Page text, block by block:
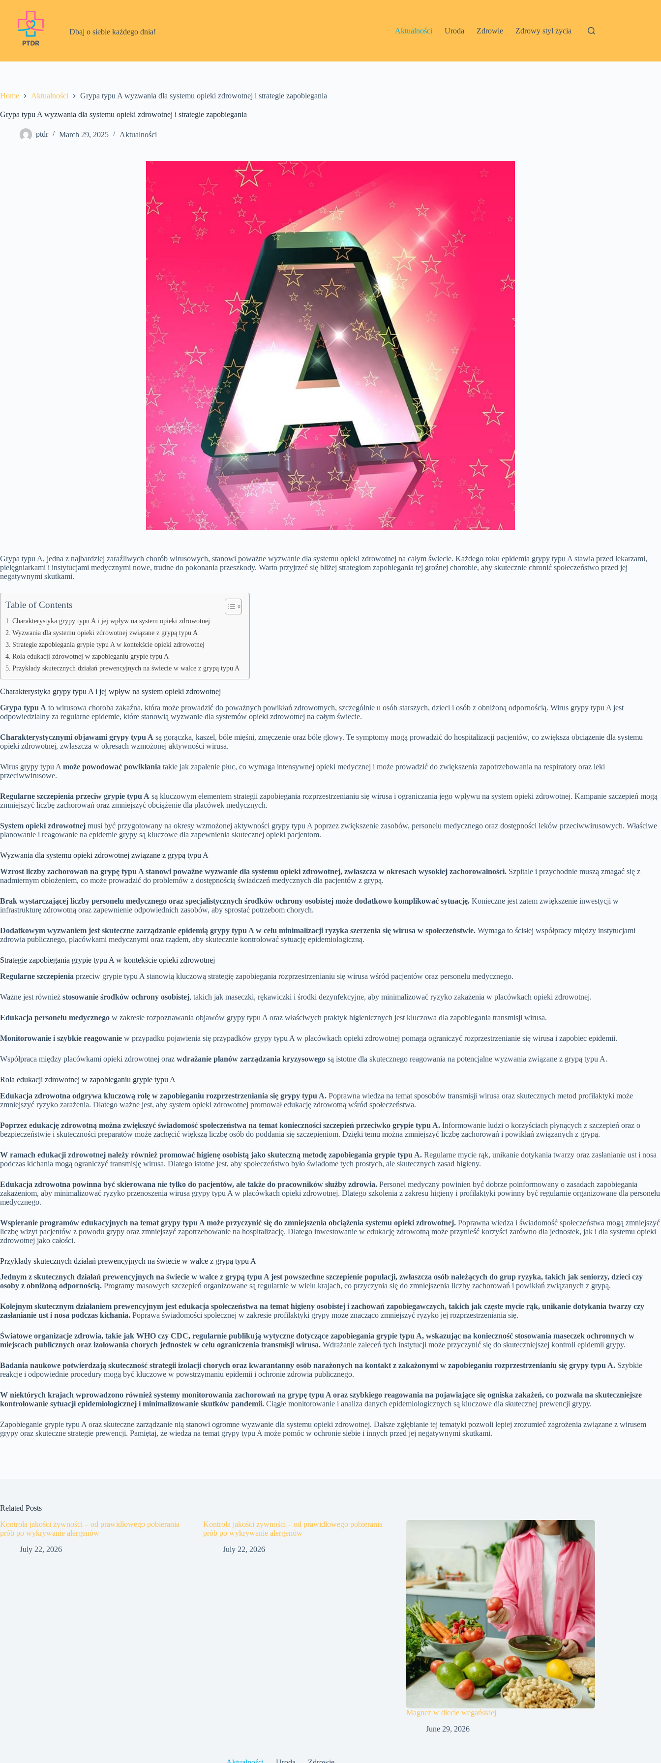
content
Dbaj o siebie każdego dnia!
Aktualności Uroda Zdrowie Zdrowy styl życia
Home Aktualności Grypa typu A wyzwania dla systemu opieki zdrowotnej i strategie zapobiegania
Grypa typu A wyzwania dla systemu opieki zdrowotnej i strategie zapobiegania
ptdr March 29, 2025 Aktualności
Grypa typu A, jedna z najbardziej zaraźliwych chorób wirusowych, stanowi poważne wyzwanie dla systemu opieki zdrowotnej na całym świecie. Każdego roku epidemia grypy typu A stawia przed lekarzami,
pielęgniarkami i instytucjami medycznymi nowe, trudne do pokonania przeszkody. Warto przyjrzeć się bliżej strategiom zapobiegania tej groźnej chorobie, aby skutecznie chronić społeczeństwo przed jej
negatywnymi skutkami.
Table of Contents
Charakterystyka grypy typu A i jej wpływ na system opieki zdrowotnej
Wyzwania dla systemu opieki zdrowotnej związane z grypą typu A
Strategie zapobiegania grypie typu A w kontekście opieki zdrowotnej
Rola edukacji zdrowotnej w zapobieganiu grypie typu A
Przykłady skutecznych działań prewencyjnych na świecie w walce z grypą typu A
Charakterystyka grypy typu A i jej wpływ na system opieki zdrowotnej
Grypa typu A to wirusowa choroba zakaźna, która może prowadzić do poważnych powikłań zdrowotnych, szczególnie u osób starszych, dzieci i osób z obniżoną odpornością. Wirus grypy typu A jest
odpowiedzialny za regularne epidemie, które stanowią wyzwanie dla systemów opieki zdrowotnej na całym świecie.
Charakterystycznymi objawami grypy typu A są gorączka, kaszel, bóle mięśni, zmęczenie oraz bóle głowy. Te symptomy mogą prowadzić do hospitalizacji pacjentów, co zwiększa obciążenie dla systemu
opieki zdrowotnej, zwłaszcza w okresach wzmożonej aktywności wirusa.
Wirus grypy typu A może powodować powikłania takie jak zapalenie płuc, co wymaga intensywnej opieki medycznej i może prowadzić do zwiększenia zapotrzebowania na respiratory oraz leki
przeciwwirusowe.
Regularne szczepienia przeciw grypie typu A są kluczowym elementem strategii zapobiegania rozprzestrzenianiu się wirusa i ograniczania jego wpływu na system opieki zdrowotnej. Kampanie szczepień mogą
zmniejszyć liczbę zachorowań oraz zmniejszyć obciążenie dla placówek medycznych.
System opieki zdrowotnej musi być przygotowany na okresy wzmożonej aktywności grypy typu A poprzez zwiększenie zasobów, personelu medycznego oraz dostępności leków przeciwwirusowych. Właściwe
planowanie i reagowanie na epidemie grypy są kluczowe dla zapewnienia skutecznej opieki pacjentom.
Wyzwania dla systemu opieki zdrowotnej związane z grypą typu A
Wzrost liczby zachorowań na grypę typu A stanowi poważne wyzwanie dla systemu opieki zdrowotnej, zwłaszcza w okresach wysokiej zachorowalności. Szpitale i przychodnie muszą zmagać się z
nadmiernym obłożeniem, co może prowadzić do problemów z dostępnością świadczeń medycznych dla pacjentów z grypą.
Brak wystarczającej liczby personelu medycznego oraz specjalistycznych środków ochrony osobistej może dodatkowo komplikować sytuację. Konieczne jest zatem zwiększenie inwestycji w
infrastrukturę zdrowotną oraz zapewnienie odpowiednich zasobów, aby sprostać potrzebom chorych.
Dodatkowym wyzwaniem jest skuteczne zarządzanie epidemią grypy typu A w celu minimalizacji ryzyka szerzenia się wirusa w społeczeństwie. Wymaga to ścisłej współpracy między instytucjami
zdrowia publicznego, placówkami medycznymi oraz rządem, aby skutecznie kontrolować sytuację epidemiologiczną.
Strategie zapobiegania grypie typu A w kontekście opieki zdrowotnej
Regularne szczepienia przeciw grypie typu A stanowią kluczową strategię zapobiegania rozprzestrzenianiu się wirusa wśród pacjentów oraz personelu medycznego.
Ważne jest również stosowanie środków ochrony osobistej, takich jak maseczki, rękawiczki i środki dezynfekcyjne, aby minimalizować ryzyko zakażenia w placówkach opieki zdrowotnej.
Edukacja personelu medycznego w zakresie rozpoznawania objawów grypy typu A oraz właściwych praktyk higienicznych jest kluczowa dla zapobiegania transmisji wirusa.
Monitorowanie i szybkie reagowanie w przypadku pojawienia się przypadków grypy typu A w placówkach opieki zdrowotnej pomaga ograniczyć rozprzestrzenianie się wirusa i zapobiec epidemii.
Współpraca między placówkami opieki zdrowotnej oraz wdrażanie planów zarządzania kryzysowego są istotne dla skutecznego reagowania na potencjalne wyzwania związane z grypą typu A.
Rola edukacji zdrowotnej w zapobieganiu grypie typu A
Edukacja zdrowotna odgrywa kluczową rolę w zapobieganiu rozprzestrzeniania się grypy typu A. Poprawna wiedza na temat sposobów transmisji wirusa oraz skutecznych metod profilaktyki może
zmniejszyć ryzyko zarażenia. Dlatego ważne jest, aby system opieki zdrowotnej promował edukację zdrowotną wśród społeczeństwa.
Poprzez edukację zdrowotną można zwiększyć świadomość społeczeństwa na temat konieczności szczepień przeciwko grypie typu A. Informowanie ludzi o korzyściach płynących z szczepień oraz o
bezpieczeństwie i skuteczności preparatów może zachęcić większą liczbę osób do poddania się szczepieniom. Dzięki temu można zmniejszyć liczbę zachorowań i powikłań związanych z grypą.
W ramach edukacji zdrowotnej należy również promować higienę osobistą jako skuteczną metodę zapobiegania grypie typu A. Regularne mycie rąk, unikanie dotykania twarzy oraz zasłanianie ust i nosa
podczas kichania mogą ograniczyć transmisję wirusa. Dlatego istotne jest, aby społeczeństwo było świadome tych prostych, ale skutecznych zasad higieny.
Edukacja zdrowotna powinna być skierowana nie tylko do pacjentów, ale także do pracowników służby zdrowia. Personel medyczny powinien być dobrze poinformowany o zasadach zapobiegania
zakażeniom, aby minimalizować ryzyko przenoszenia wirusa grypy typu A w placówkach opieki zdrowotnej. Dlatego szkolenia z zakresu higieny i profilaktyki powinny być regularnie organizowane dla personelu
medycznego.
Wspieranie programów edukacyjnych na temat grypy typu A może przyczynić się do zmniejszenia obciążenia systemu opieki zdrowotnej. Poprawna wiedza i świadomość społeczeństwa mogą zmniejszyć
liczbę wizyt pacjentów z powodu grypy oraz zmniejszyć zapotrzebowanie na hospitalizację. Dlatego inwestowanie w edukację zdrowotną może przynieść korzyści zarówno dla jednostek, jak i dla systemu opieki
zdrowotnej jako całości.
Przykłady skutecznych działań prewencyjnych na świecie w walce z grypą typu A
Jednym z skutecznych działań prewencyjnych na świecie w walce z grypą typu A jest powszechne szczepienie populacji, zwłaszcza osób należących do grup ryzyka, takich jak seniorzy, dzieci czy
osoby z obniżoną odpornością. Programy masowych szczepień organizowane są regularnie w wielu krajach, co przyczynia się do zmniejszenia liczby zachorowań i powikłań związanych z grypą.
Kolejnym skutecznym działaniem prewencyjnym jest edukacja społeczeństwa na temat higieny osobistej i zachowań zapobiegawczych, takich jak częste mycie rąk, unikanie dotykania twarzy czy
zasłanianie ust i nosa podczas kichania. Poprawa świadomości społecznej w zakresie profilaktyki grypy może znacząco zmniejszyć ryzyko jej rozprzestrzeniania się.
Światowe organizacje zdrowia, takie jak WHO czy CDC, regularnie publikują wytyczne dotyczące zapobiegania grypie typu A, wskazując na konieczność stosowania maseczek ochronnych w
miejscach publicznych oraz izolowania chorych jednostek w celu ograniczenia transmisji wirusa. Wdrażanie zaleceń tych instytucji może przyczynić się do skuteczniejszej kontroli epidemii grypy.
Badania naukowe potwierdzają skuteczność strategii izolacji chorych oraz kwarantanny osób narażonych na kontakt z zakażonymi w zapobieganiu rozprzestrzenianiu się grypy typu A. Szybkie
reakcje i odpowiednie procedury mogą być kluczowe w powstrzymaniu epidemii i ochronie zdrowia publicznego.
W niektórych krajach wprowadzono również systemy monitorowania zachorowań na grypę typu A oraz szybkiego reagowania na pojawiające się ogniska zakażeń, co pozwala na skuteczniejsze
kontrolowanie sytuacji epidemiologicznej i minimalizowanie skutków pandemii. Ciągłe monitorowanie i analiza danych epidemiologicznych są kluczowe dla skutecznej prewencji grypy.
Zapobieganie grypie typu A oraz skuteczne zarządzanie nią stanowi ogromne wyzwanie dla systemu opieki zdrowotnej. Dalsze zgłębianie tej tematyki pozwoli lepiej zrozumieć zagrożenia związane z wirusem
grypy oraz skuteczne strategie prewencji. Pamiętaj, że wiedza na temat grypy typu A może pomóc w ochronie siebie i innych przed jej negatywnymi skutkami.
Related Posts
Kontrola jakości żywności – od prawidłowego pobierania
prób po wykrywanie alergenów
July 22, 2026
Kontrola jakości żywności – od prawidłowego pobierania
prób po wykrywanie alergenów
July 22, 2026
Magnez w diecie wegańskiej
June 29, 2026